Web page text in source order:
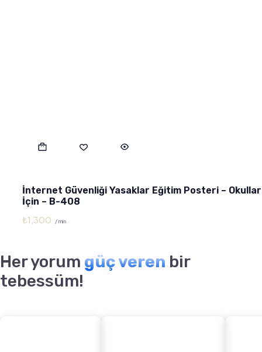
İnternet Güvenliği Yasaklar Eğitim Posteri – Okullar
İçin – B-408
₺1,300 / min
Her yorum güç veren bir
tebessüm!